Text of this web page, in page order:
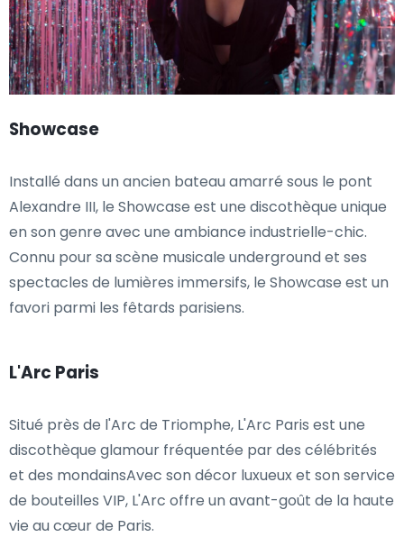
Showcase
Installé dans un ancien bateau amarré sous le pont
Alexandre III, le Showcase est une discothèque unique
en son genre avec une ambiance industrielle-chic.
Connu pour sa scène musicale underground et ses
spectacles de lumières immersifs, le Showcase est un
favori parmi les fêtards parisiens.
L'Arc Paris
Situé près de l'Arc de Triomphe, L'Arc Paris est une
discothèque glamour fréquentée par des célébrités
et des mondainsAvec son décor luxueux et son service
de bouteilles VIP, L'Arc offre un avant-goût de la haute
vie au cœur de Paris.